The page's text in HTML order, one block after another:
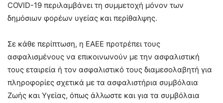
COVID-19 περιλαμβάνει τη συμμετοχή μόνον των
δημόσιων φορέων υγείας και περίθαλψης.
Σε κάθε περίπτωση, η ΕΑΕΕ προτρέπει τους
ασφαλισμένους να επικοινωνούν με την ασφαλιστική
τους εταιρεία ή τον ασφαλιστικό τους διαμεσολαβητή για
πληροφορίες σχετικά με τα ασφαλιστήρια συμβόλαια
Ζωής και Υγείας, όπως άλλωστε και για τα συμβόλαια